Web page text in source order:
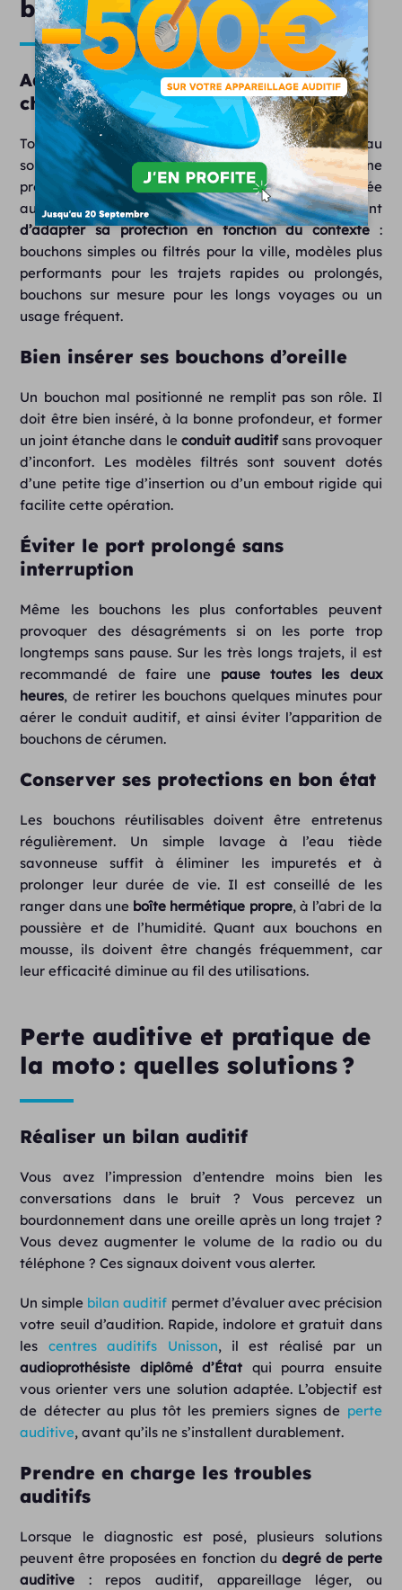
bonnes pratiques
Adopter une protection adaptée à
chaque situation
Tout trajet à moto n’expose pas au même niveau
sonore. Une balade tranquille en ville à 30 km/h ne
présente pas les mêmes contraintes qu’une virée
autoroutière de 400 kilomètres. Il est donc important
d’adapter sa protection en fonction du contexte :
bouchons simples ou filtrés pour la ville, modèles plus
performants pour les trajets rapides ou prolongés,
bouchons sur mesure pour les longs voyages ou un
usage fréquent.
Bien insérer ses bouchons d’oreille
Un bouchon mal positionné ne remplit pas son rôle. Il
doit être bien inséré, à la bonne profondeur, et former
un joint étanche dans le conduit auditifsans provoquer
d’inconfort. Les modèles filtrés sont souvent dotés
d’une petite tige d’insertion ou d’un embout rigide qui
facilite cette opération.
Éviter le port prolongé sans
interruption
Même les bouchons les plus confortables peuvent
provoquer des désagréments si on les porte trop
longtemps sans pause. Sur les très longs trajets, il est
recommandé de faire une pause toutes les deux
heures, de retirer les bouchons quelques minutes pour
aérer le conduit auditif, et ainsi éviter l’apparition de
bouchons de cérumen.
Conserver ses protections en bon état
Les bouchons réutilisables doivent être entretenus
régulièrement. Un simple lavage à l’eau tiède
savonneuse suffit à éliminer les impuretés et à
prolonger leur durée de vie. Il est conseillé de les
ranger dans une boîte hermétique propre, à l’abri de la
poussière et de l’humidité. Quant aux bouchons en
mousse, ils doivent être changés fréquemment, car
leur efficacité diminue au fil des utilisations.
Perte auditive et pratique de
la moto : quelles solutions ?
Réaliser un bilan auditif
Vous avez l’impression d’entendre moins bien les
conversations dans le bruit ? Vous percevez un
bourdonnement dans une oreille après un long trajet ?
Vous devez augmenter le volume de la radio ou du
téléphone ? Ces signaux doivent vous alerter.
Un simple bilan auditif permet d’évaluer avec précision
votre seuil d’audition. Rapide, indolore et gratuit dans
les centres auditifs Unisson, il est réalisé par un
audioprothésiste diplômé d’État qui pourra ensuite
vous orienter vers une solution adaptée. L’objectif est
de détecter au plus tôt les premiers signes de perte
auditive, avant qu’ils ne s’installent durablement.
Prendre en charge les troubles
auditifs
Lorsque le diagnostic est posé, plusieurs solutions
peuvent être proposées en fonction du degré de perte
auditive : repos auditif, appareillage léger, ou